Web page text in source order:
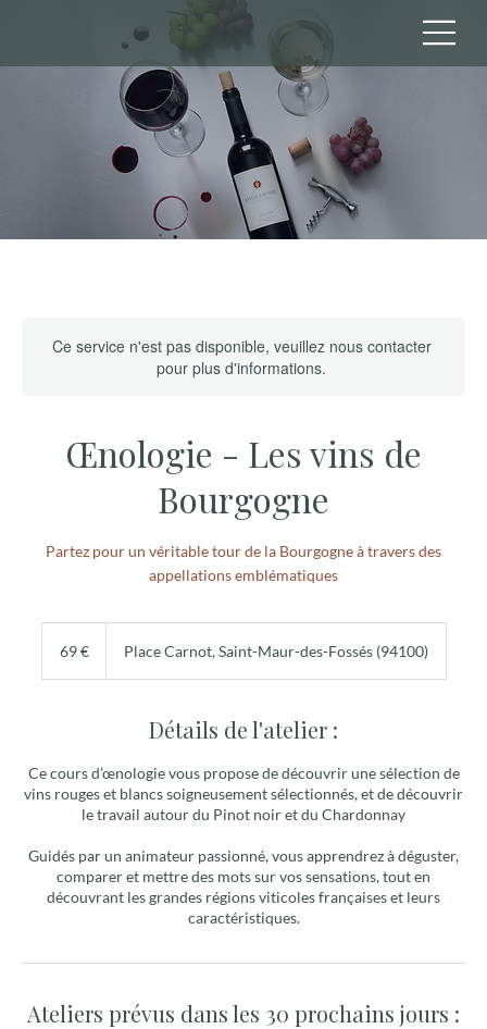
Ce service n'est pas disponible, veuillez nous contacter
pour plus d'informations.
Œnologie - Les vins de
Bourgogne
Partez pour un véritable tour de la Bourgogne à travers des
appellations emblématiques
69 € Place Carnot, Saint-Maur-des-Fossés (94100)
Détails de l'atelier :
Ce cours d’œnologie vous propose de découvrir une sélection de
vins rouges et blancs soigneusement sélectionnés, et de découvrir
le travail autour du Pinot noir et du Chardonnay
Guidés par un animateur passionné, vous apprendrez à déguster,
comparer et mettre des mots sur vos sensations, tout en
découvrant les grandes régions viticoles françaises et leurs
caractéristiques.
Ateliers prévus dans les 30 prochains jours :